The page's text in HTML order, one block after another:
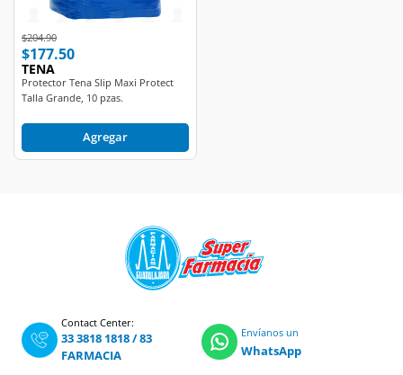
Price reduced from
$204.90to
$177.50
TENA
Protector Tena Slip Maxi Protect
Talla Grande, 10 pzas.
Agregar
Contact Center:
33 3818 1818/83
FARMACIA
Envíanos un
WhatsApp